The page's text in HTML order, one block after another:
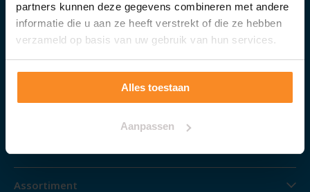
partners kunnen deze gegevens combineren met andere
informatie die u aan ze heeft verstrekt of die ze hebben
verzameld op basis van uw gebruik van hun services.
Alles toestaan
Aanpassen
Klantenservice
Algemene Voorwaarden
Assortiment